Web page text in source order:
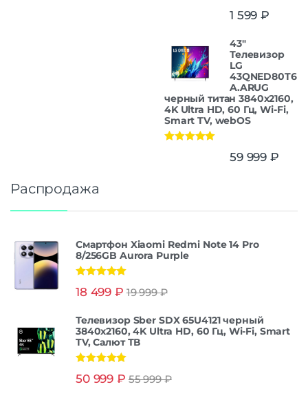
1 599 ₽
43"
Телевизор
LG
43QNED80T6
A.ARUG
черный титан 3840x2160,
4K Ultra HD, 60 Гц, Wi-Fi,
Smart TV, webOS
59 999 ₽
Распродажа
Смартфон Xiaomi Redmi Note 14 Pro
8/256GB Aurora Purple
из 5
18 499 ₽ 19 999₽
Телевизор Sber SDX 65U4121 черный
3840x2160, 4K Ultra HD, 60 Гц, Wi-Fi, Smart
TV, Салют ТВ
из 5
50 999 ₽ 55 999₽